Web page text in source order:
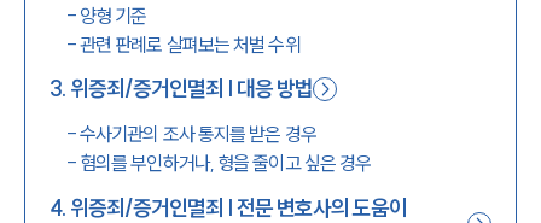
- 양형 기준
-관련 판례로 살펴보는 처벌 수위
3. 위증죄/증거인멸죄 | 대응 방법
-수사기관의 조사 통지를 받은 경우
- 혐의를 부인하거나, 형을 줄이고 싶은 경우
4. 위증죄/증거인멸죄 | 전문 변호사의 도움이